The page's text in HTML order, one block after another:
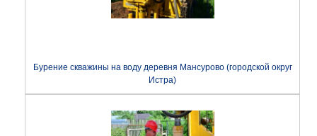
Бурение скважины на воду деревня Мансурово (городской округ
Истра)